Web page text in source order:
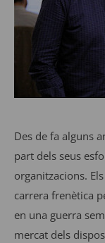
Des de fa alguns
part dels seus
organitzacions.
carrera frenètica
en una guerra
mercat dels